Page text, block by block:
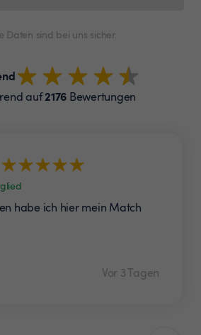
Daten sind bei uns sicher.
auf2176 Bewertungen
habe ich hier mein Match
Vor 3 Tagen